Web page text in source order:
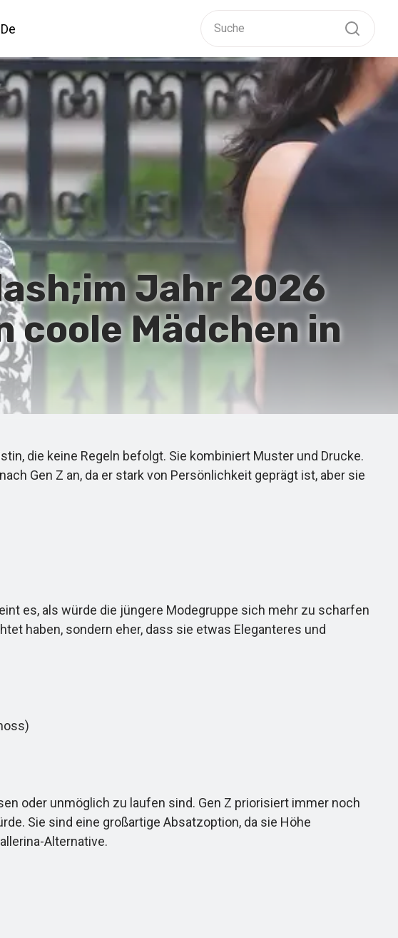
De
Jahr 2026
coole Mädchen in
die keine Regeln befolgt. Sie kombiniert Muster und Drucke.
Gen Z an, da er stark von Persönlichkeit geprägt ist, aber sie
es, als würde die jüngere Modegruppe sich mehr zu scharfen
haben, sondern eher, dass sie etwas Eleganteres und
oder unmöglich zu laufen sind. Gen Z priorisiert immer noch
Sie sind eine großartige Absatzoption, da sie Höhe
Alternative.